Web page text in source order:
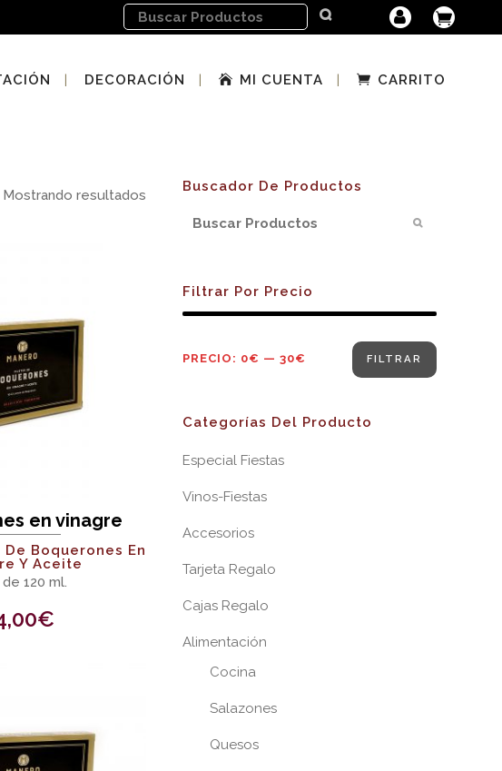
DECORACIÓN MI CUENTA CARRITO
Mostrando resultados
en vinagre
Boquerones En
Y Aceite
120 ml.
€
Buscador De Productos
Filtrar Por Precio
Precio
Precio
FILTRAR
PRECIO: 0€ — 30€
Categorías Del Producto
Especial Fiestas
Vinos-Fiestas
Accesorios
Tarjeta Regalo
Cajas Regalo
Alimentación
Cocina
Salazones
Quesos